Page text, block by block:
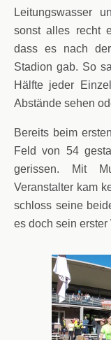
Leitungswasser
sonst alles recht
dass es nach
Stadion gab. So
Hälfte jeder
Abstände sehen
Bereits beim
Feld von 54
gerissen. Mit
Veranstalter kam
schloss seine
es doch sein erster